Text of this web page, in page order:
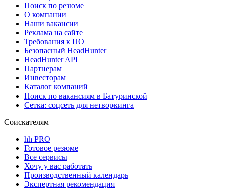
Поиск по резюме
О компании
Наши вакансии
Реклама на сайте
Требования к ПО
Безопасный HeadHunter
HeadHunter API
Партнерам
Инвесторам
Каталог компаний
Поиск по вакансиям в Батуринской
Сетка: соцсеть для нетворкинга
Соискателям
hh PRO
Готовое резюме
Все сервисы
Хочу у вас работать
Производственный календарь
Экспертная рекомендация